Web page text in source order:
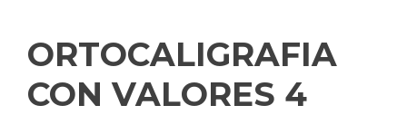
ORTOCALIGRAFIA
CON VALORES 4